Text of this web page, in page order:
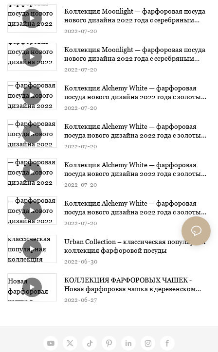
Коллекция Moonlight — фарфоровая посуда
нового дизайна 2022 года с серебряным
дизайном1
2022 07 20
Коллекция Moonlight — фарфоровая посуда
нового дизайна 2022 года с серебряным
дизайном
2022 07 20
Коллекция Alchemy White — фарфоровая
посуда нового дизайна 2022 года с золотым
дизайном3
2022 07 20
Коллекция Alchemy White — фарфоровая
посуда нового дизайна 2022 года с золотым
дизайном2
2022 07 20
Коллекция Alchemy White — фарфоровая
посуда нового дизайна 2022 года с золотым
дизайном1
2022 07 20
Коллекция Alchemy White — фарфоровая
посуда нового дизайна 2022 года с золотым
дизайном
2022 07 20
Urban Collection – классическая популярная
коллекция фарфоровой посуды
2022 06 30
КОЛЛЕКЦИЯ ФАРФОРОВЫХ ЧАШЕК -
Новая фарфоровая чашка в деревенском
стиле, лето 2022
2022 06 27